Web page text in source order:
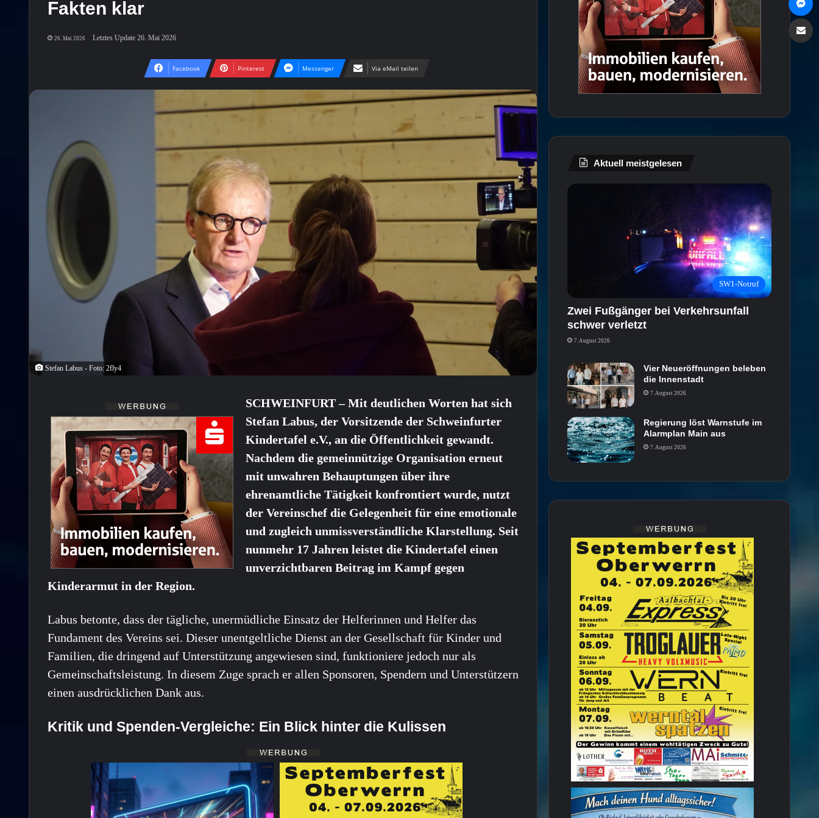
Fakten klar
26. Mai 2026 Letztes Update 26. Mai 2026
Facebook Pinterest Messenger Via eMail teilen
Stefan Labus - Foto: 2fly4
SCHWEINFURT – Mit deutlichen Worten hat sich
Stefan Labus, der Vorsitzende der Schweinfurter
Kindertafel e.V., an die Öffentlichkeit gewandt.
Nachdem die gemeinnützige Organisation erneut
mit unwahren Behauptungen über ihre
ehrenamtliche Tätigkeit konfrontiert wurde, nutzt
der Vereinschef die Gelegenheit für eine emotionale
und zugleich unmissverständliche Klarstellung. Seit
nunmehr 17 Jahren leistet die Kindertafel einen
unverzichtbaren Beitrag im Kampf gegen
Kinderarmut in der Region.
Labus betonte, dass der tägliche, unermüdliche Einsatz der Helferinnen und Helfer das
Fundament des Vereins sei. Dieser unentgeltliche Dienst an der Gesellschaft für Kinder und
Familien, die dringend auf Unterstützung angewiesen sind, funktioniere jedoch nur als
Gemeinschaftsleistung. In diesem Zuge sprach er allen Sponsoren, Spendern und Unterstützern
einen ausdrücklichen Dank aus.
Kritik und Spenden-Vergleiche: Ein Blick hinter die Kulissen
Aktuell meistgelesen
SW1-Notruf
Zwei Fußgänger bei Verkehrsunfall
schwer verletzt
7. August 2026
Vier Neueröffnungen beleben
die Innenstadt
7. August 2026
Regierung löst Warnstufe im
Alarmplan Main aus
7. August 2026